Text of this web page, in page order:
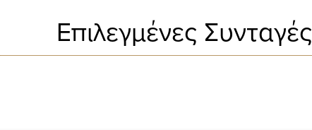
Επιλεγμένες Συνταγές